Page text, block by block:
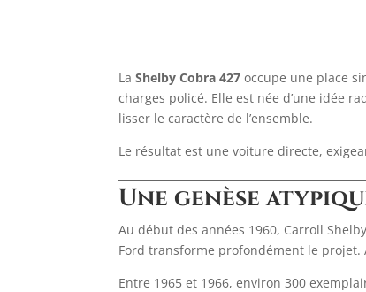
LaShelby Cobra 427 occupe une place
charges policé. Elle est née d’une idée
lisser le caractère de l’ensemble.
Le résultat est une voiture directe,
Une genèse
Au début des années 1960, Carroll
Ford transforme profondément le projet.
Entre 1965 et 1966, environ 300